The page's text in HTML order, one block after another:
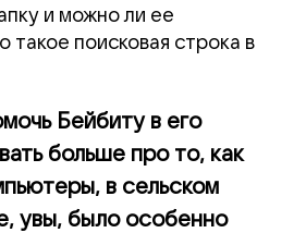
и можно ли ее
такое поисковая строка в
Бейбиту в его
больше про то, как
в сельском
увы, было особенно